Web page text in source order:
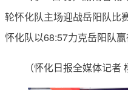
轮怀化队主场迎战岳阳队比
怀化队以68:57力克岳阳队
（怀化日报全媒体记者